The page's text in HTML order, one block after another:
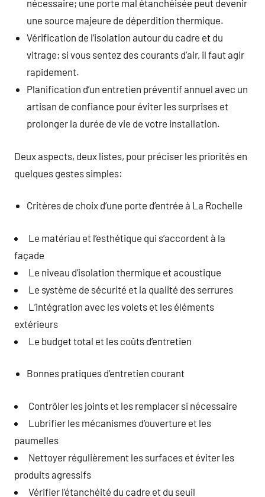
nécessaire; une porte mal étanchéisée peut devenir
une source majeure de déperdition thermique.
Vérification de l’isolation autour du cadre et du
vitrage; si vous sentez des courants d’air, il faut agir
rapidement.
Planification d’un entretien préventif annuel avec un
artisan de confiance pour éviter les surprises et
prolonger la durée de vie de votre installation.
Deux aspects, deux listes, pour préciser les priorités en
quelques gestes simples:
Critères de choix d’une porte d’entrée à La Rochelle
Le matériau et l’esthétique qui s’accordent à la
façade
Le niveau d’isolation thermique et acoustique
Le système de sécurité et la qualité des serrures
L’intégration avec les volets et les éléments
extérieurs
Le budget total et les coûts d’entretien
Bonnes pratiques d’entretien courant
Contrôler les joints et les remplacer si nécessaire
Lubrifier les mécanismes d’ouverture et les
paumelles
Nettoyer régulièrement les surfaces et éviter les
produits agressifs
Vérifier l’étanchéité du cadre et du seuil